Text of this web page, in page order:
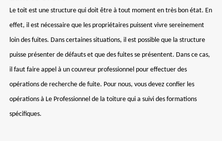
Le toit est une structure qui doit être à tout moment en très bon état. En
effet, il est nécessaire que les propriétaires puissent vivre sereinement
loin des fuites. Dans certaines situations, il est possible que la structure
puisse présenter de défauts et que des fuites se présentent. Dans ce cas,
il faut faire appel à un couvreur professionnel pour effectuer des
opérations de recherche de fuite. Pour nous, vous devez confier les
opérations à Le Professionnel de la toiture qui a suivi des formations
spécifiques.